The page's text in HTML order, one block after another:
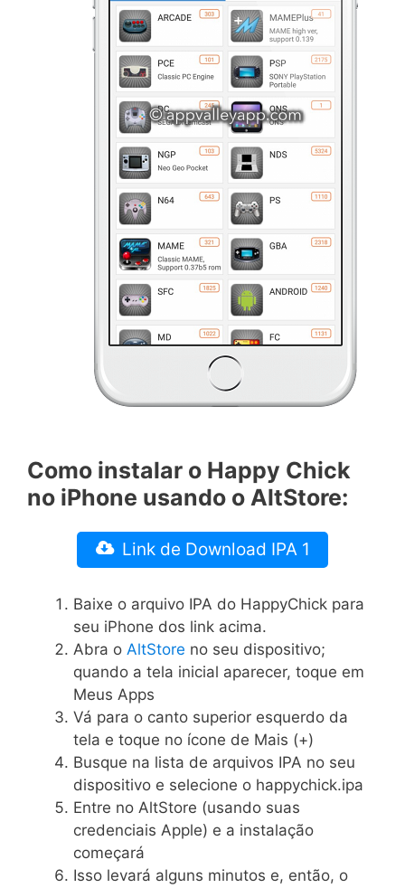
Como instalar o Happy Chick
no iPhone usando o AltStore:
Link de Download IPA 1
Baixe o arquivo IPA do HappyChick para
seu iPhone dos link acima.
Abra o AltStore no seu dispositivo;
quando a tela inicial aparecer, toque em
Meus Apps
Vá para o canto superior esquerdo da
tela e toque no ícone de Mais (+)
Busque na lista de arquivos IPA no seu
dispositivo e selecione o happychick.ipa
Entre no AltStore (usando suas
credenciais Apple) e a instalação
começará
Isso levará alguns minutos e, então, o